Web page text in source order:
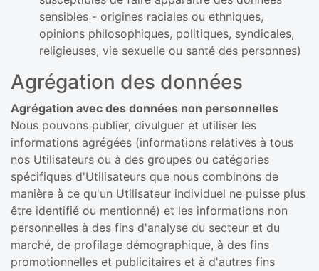
sensibles - origines raciales ou ethniques,
opinions philosophiques, politiques, syndicales,
religieuses, vie sexuelle ou santé des personnes)
Agrégation des données
Agrégation avec des données non personnelles
Nous pouvons publier, divulguer et utiliser les
informations agrégées (informations relatives à tous
nos Utilisateurs ou à des groupes ou catégories
spécifiques d'Utilisateurs que nous combinons de
manière à ce qu'un Utilisateur individuel ne puisse plus
être identifié ou mentionné) et les informations non
personnelles à des fins d'analyse du secteur et du
marché, de profilage démographique, à des fins
promotionnelles et publicitaires et à d'autres fins